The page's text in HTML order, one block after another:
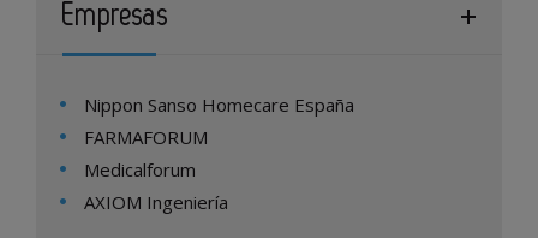
Empresas
Nippon Sanso Homecare España
FARMAFORUM
Medicalforum
AXIOM Ingeniería